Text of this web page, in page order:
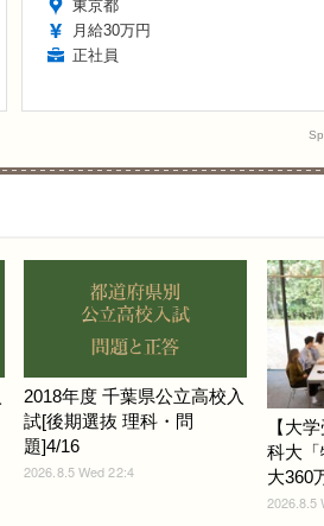
東京都
月給30万円
正社員
2018年度 千葉県公立高校入
試[後期選抜 理科・問
題]4/16
2026.8.5 Wed 22:4
【大
科大
大360
2026.8.5